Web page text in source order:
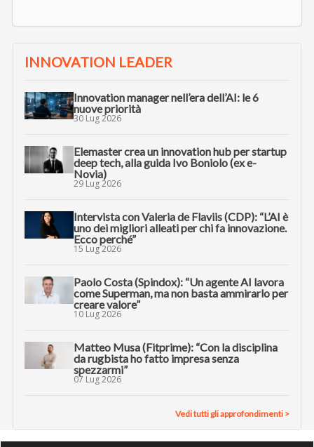
INNOVATION LEADER
Innovation manager nell’era dell’AI: le 6
nuove priorità
30 Lug 2026
Elemaster crea un innovation hub per startup
deep tech, alla guida Ivo Boniolo (ex e-
Novia)
29 Lug 2026
Intervista con Valeria de Flaviis (CDP): “L’AI è
uno dei migliori alleati per chi fa innovazione.
Ecco perché”
15 Lug 2026
Paolo Costa (Spindox): “Un agente AI lavora
come Superman, ma non basta ammirarlo per
creare valore”
10 Lug 2026
Matteo Musa (Fitprime): “Con la disciplina
da rugbista ho fatto impresa senza
spezzarmi”
07 Lug 2026
Vedi tutti gli approfondimenti >